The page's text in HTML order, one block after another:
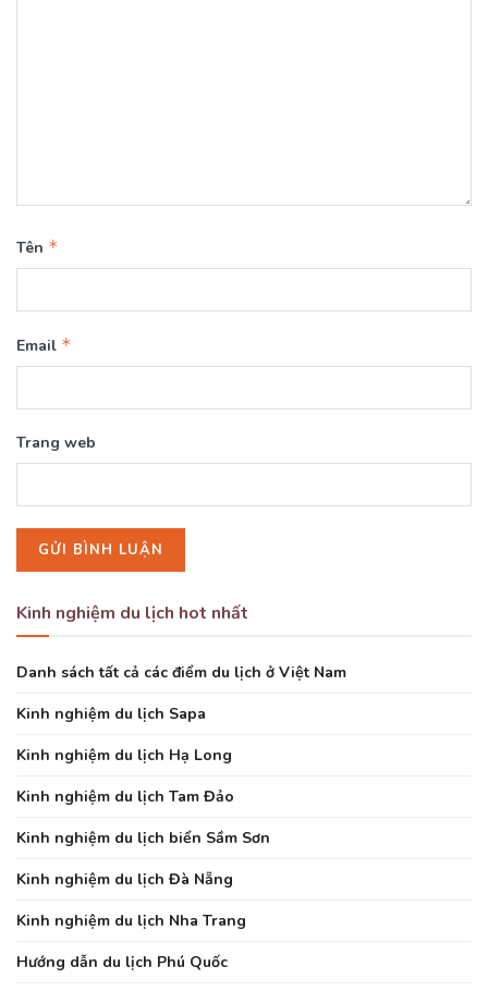
Tên *
Email *
Trang web
Kinh nghiệm du lịch hot nhất
Danh sách tất cả các điểm du lịch ở Việt Nam
Kinh nghiệm du lịch Sapa
Kinh nghiệm du lịch Hạ Long
Kinh nghiệm du lịch Tam Đảo
Kinh nghiệm du lịch biển Sầm Sơn
Kinh nghiệm du lịch Đà Nẵng
Kinh nghiệm du lịch Nha Trang
Hướng dẫn du lịch Phú Quốc